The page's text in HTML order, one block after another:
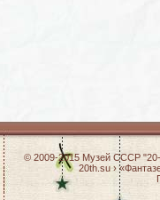
© 2009-2015 Музей СССР
20th.su ›